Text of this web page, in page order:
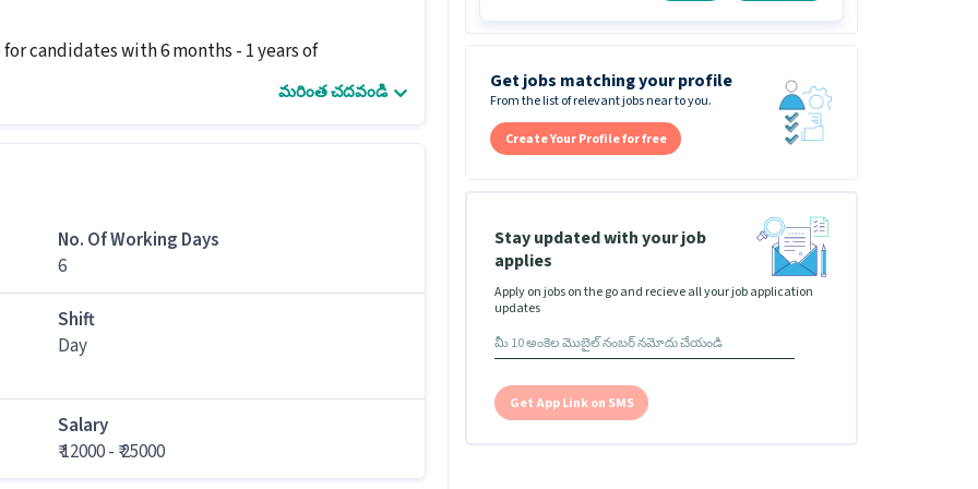
candidates with 6 months - 1 years of
ఉంటుంది. ఇది ఒక Both job.
లోని ఆఫీస్ కు వెళ్లి పని చేయాలి.
మరింత చదవండి
No. Of Working Days
6
Shift
Day
Salary
₹ 12000 - ₹ 25000
Get jobs matching your profile
From the list of relevant jobs near to you.
Create Your Profile for free
Stay updated with your job
applies
Apply on jobs on the go and recieve all your job application
updates
Get App Link on SMS